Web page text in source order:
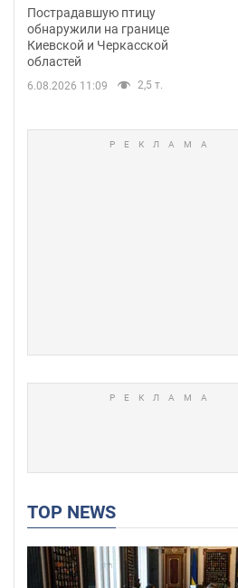
нетипичный маршрут.
Фото
Пострадавшую птицу
обнаружили на границе
Киевской и Черкасской
областей
6.08.2026 11:09 2,5 т.
TOP NEWS